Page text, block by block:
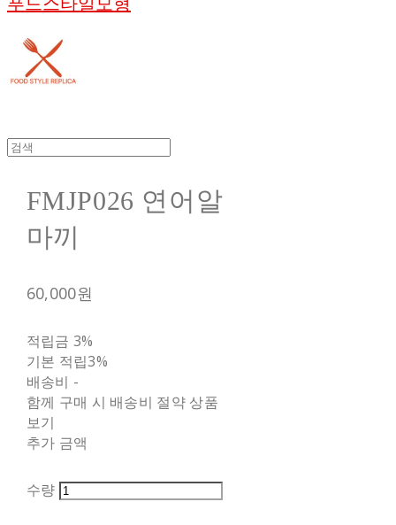
FMJP026 연어알
마끼
60,000원
적립금 3%
기본 적립3%
배송비 -
함께 구매 시 배송비 절약 상품
보기
추가 금액
수량